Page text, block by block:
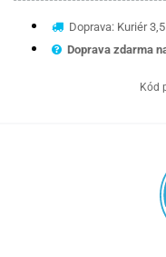
Doprava: Kuriér
Doprava zdarma
Kód